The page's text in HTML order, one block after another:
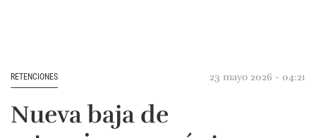
RETENCIONES 23 mayo 2026 - 04:21
Nueva baja de